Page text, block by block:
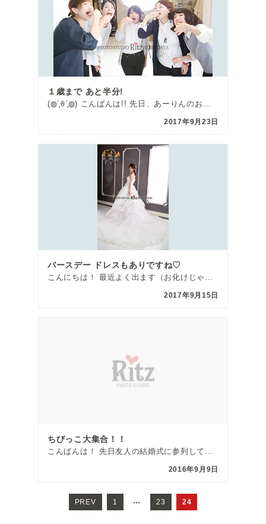
１歳まで あと半分!
2017年9月23日
バースデー ドレスもありですね♡
こんにちは！ 最近よく出ます（お化けじゃないよ）前田です！ 先日久しぶりにスイーツビュッフェに行って […]
2017年9月15日
ちびっこ大集合！！
こんばんは！ 先日友人の結婚式に参列してきて、 周りを見渡すと自分以外の友達は ほぼ結婚しているとい […]
2016年9月9日
PREV
ペ
ー
1 …
ペ
ー
23 24